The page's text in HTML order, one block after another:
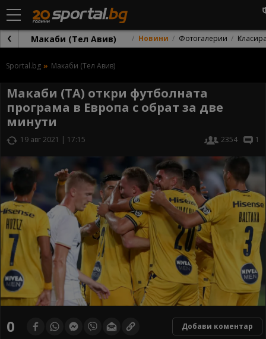
Макаби (Тел Авив) Новини Фотогалерии
Sportal.bg Макаби (Тел Авив)
Макаби (ТА) откри футболната
програма в Европа с обрат за две
минути
19 авг 2021 | 17:15 2354 1
0 Добави коментар